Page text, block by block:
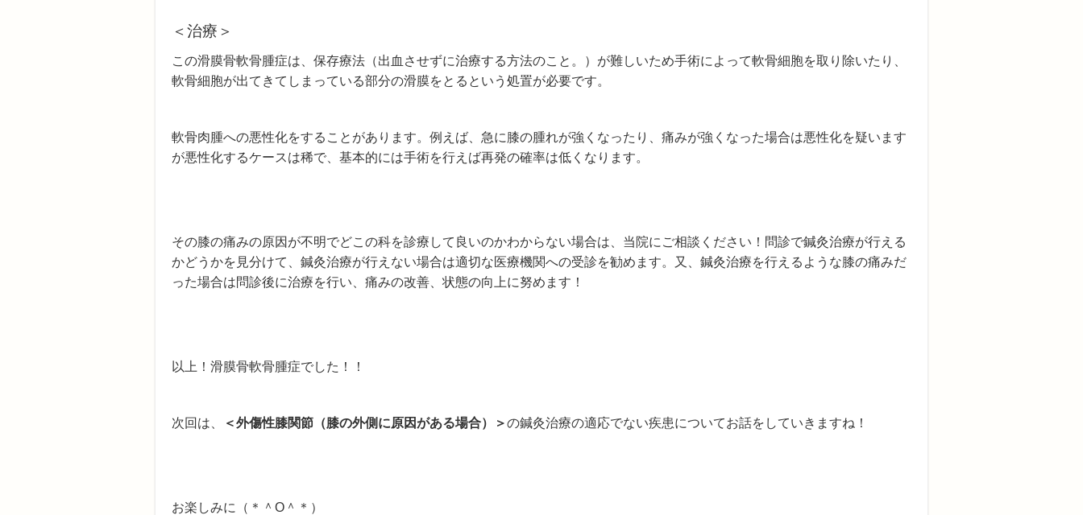
＜治療＞
この滑膜骨軟骨腫症は、保存療法（出血させずに治療する方法のこと。）が難しいため手術によって軟骨細胞を取り除いたり、
軟骨細胞が出てきてしまっている部分の滑膜をとるという処置が必要です。
軟骨肉腫への悪性化をすることがあります。例えば、急に膝の腫れが強くなったり、痛みが強くなった場合は悪性化を疑います
が悪性化するケースは稀で、基本的には手術を行えば再発の確率は低くなります。
その膝の痛みの原因が不明でどこの科を診療して良いのかわからない場合は、当院にご相談ください！問診で鍼灸治療が行える
かどうかを見分けて、鍼灸治療が行えない場合は適切な医療機関への受診を勧めます。又、鍼灸治療を行えるような膝の痛みだ
った場合は問診後に治療を行い、痛みの改善、状態の向上に努めます！
以上！滑膜骨軟骨腫症でした！！
次回は、 ＜外傷性膝関節（膝の外側に原因がある場合）＞の鍼灸治療の適応でない疾患についてお話をしていきますね！
お楽しみに（＊＾O＾＊）